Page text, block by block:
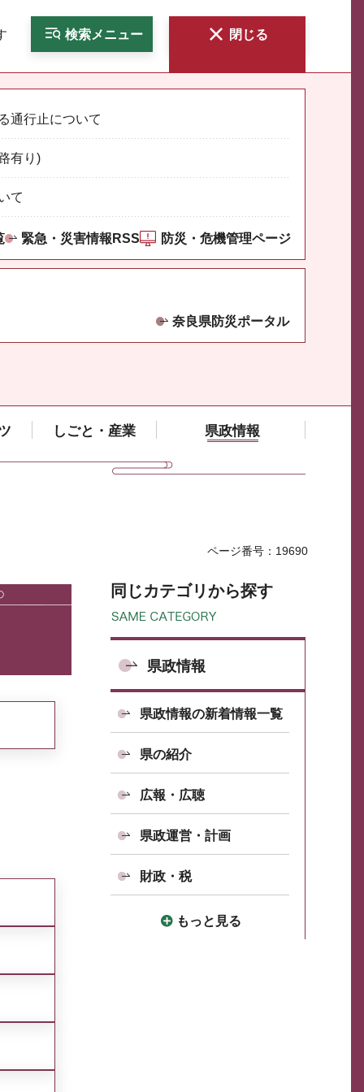
検索メニュー 閉じる
通行止について
有り)
て
緊急・災害情報RSS 防災・危機管理ページ
奈良県防災ポータル
しごと・産業 県政情報
ページ番号：19690
同じカテゴリから探す
県政情報
県政情報の新着情報一覧
県の紹介
広報・広聴
県政運営・計画
財政・税
もっと見る